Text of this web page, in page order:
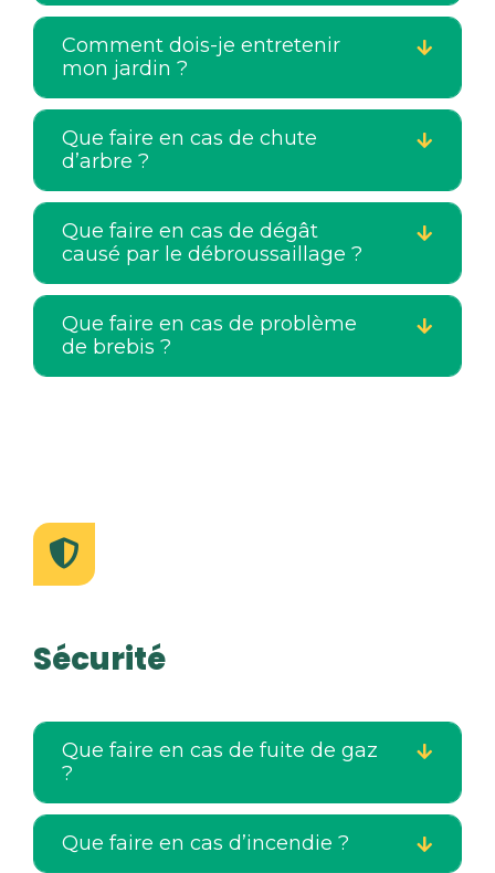
Comment dois-je entretenir
mon jardin ?
Que faire en cas de chute
d’arbre ?
Que faire en cas de dégât
causé par le débroussaillage ?
Que faire en cas de problème
de brebis ?
Sécurité
Que faire en cas de fuite de gaz
?
Que faire en cas d’incendie ?